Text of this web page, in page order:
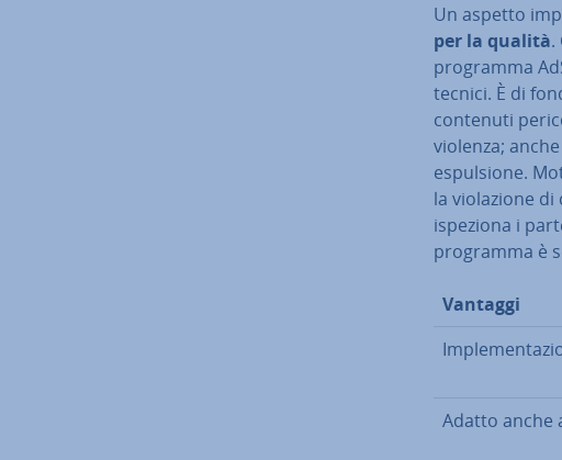
Un aspetto
per la qualità.
programma
tecnici. È di
contenuti
violenza;
espul­sio­ne.
la vio­la­zio­ne
ispeziona i
programma è
Vantaggi
Adatto anche